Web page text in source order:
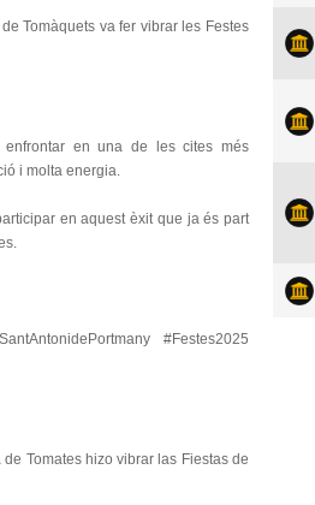
Tomàquets va fer vibrar les Festes
en una de les cites més
i molta energia.
en aquest èxit que ja és part
#Festes2025
Tomates hizo vibrar las Fiestas de